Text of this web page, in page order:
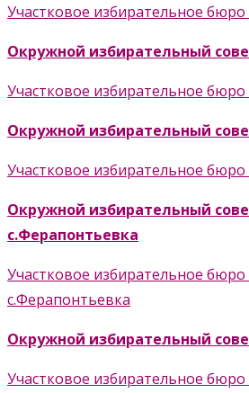
Участковое избирательное
Окружной избирательный
Участковое избирательное
Окружной избирательный
Участковое избирательное бюро
Окружной избирательный
с.Ферапонтьевка
Участковое избирательное
с.Ферапонтьевка
Окружной избирательный
Участковое избирательное